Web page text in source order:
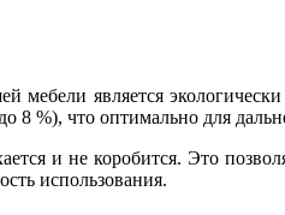
мебели является
8 %), что оптимально для
и не коробится. Это
использования.